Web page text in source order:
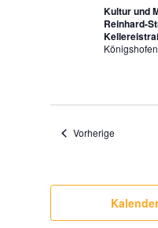
Kultur und
Reinhard-
Königshofen
Vorherige